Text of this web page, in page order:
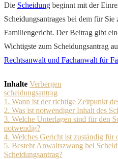
Die Scheidung beginnt mit der
Scheidungsantrages bei dem für Sie
Familiengericht. Der Beitrag gibt
Wichtigste zum Scheidungsantrag
Rechtsanwalt und Fachanwalt für
Inhalte Verbergen
scheidungsantrag
1. Wann ist der richtige Zeitpunkt
2. Was ist notwendiger Inhalt des
3. Welche Unterlagen sind für den
notwendig?
4. Welches Gericht ist zuständig für
5. Besteht Anwaltszwang bei
Scheidungsantrag?